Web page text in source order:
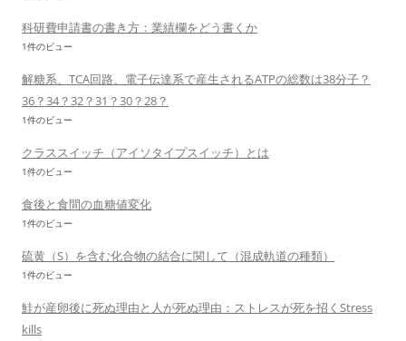
科研費申請書の書き方：業績欄をどう書くか
1件のビュー
解糖系、TCA回路、電子伝達系で産生されるATPの総数は38分子？
36？34？32？31？30？28？
1件のビュー
クラススイッチ（アイソタイプスイッチ）とは
1件のビュー
食後と食間の血糖値変化
1件のビュー
硫黄（S）を含む化合物の結合に関して（混成軌道の種類）
1件のビュー
鮭が産卵後に死ぬ理由と人が死ぬ理由：ストレスが死を招くStress
kills